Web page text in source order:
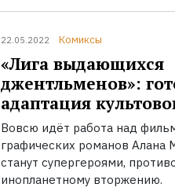
22.05.2022 Комиксы
«Лига выдающихся
джентльменов»:
адаптация
Вовсю идёт работа над
графических романов Алана
станут супергероями,
инопланетному вторжению.